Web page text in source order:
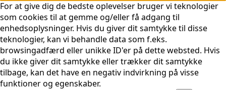
For at give dig de bedste oplevelser bruger vi teknologier
som cookies til at gemme og/eller få adgang til
enhedsoplysninger. Hvis du giver dit samtykke til disse
teknologier, kan vi behandle data som f.eks.
browsingadfærd eller unikke ID'er på dette websted. Hvis
du ikke giver dit samtykke eller trækker dit samtykke
tilbage, kan det have en negativ indvirkning på visse
funktioner og egenskaber.